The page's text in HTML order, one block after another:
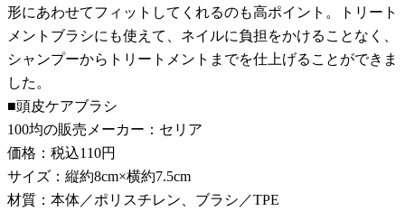
形にあわせてフィットしてくれるのも高ポイント。トリート
メントブラシにも使えて、ネイルに負担をかけることなく、
シャンプーからトリートメントまでを仕上げることができま
した。
■頭皮ケアブラシ
100均の販売メーカー：セリア
価格：税込110円
サイズ：縦約8cm×横約7.5cm
材質：本体／ポリスチレン、ブラシ／TPE